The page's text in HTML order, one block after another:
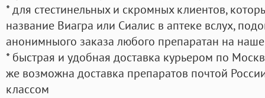
* для стестинельных и скромных клиентов,
название Виагра или Сиалис в аптеке вслух,
анонимныого заказа любого препаратан на
* быстрая и удобная доставка курьером по
же возможна доставка препаратов почтой
классом